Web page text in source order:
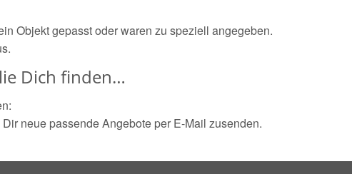
Objekt gepasst oder waren zu speziell angegeben.
Dich finden…
neue passende Angebote per E-Mail zusenden.